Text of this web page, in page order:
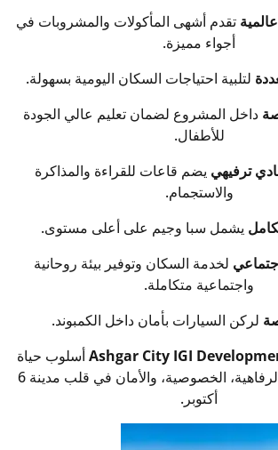
تقدم أشهى المأكولات والمشروبات في
أجواء مميزة.
لتلبية احتياجات السكان اليومية بسهولة.
داخل المشروع لضمان تعليم عالي الجودة
للأطفال.
ترفيهي يضم قاعات للقراءة والمذاكرة
والاستجمام.
يشمل سبا وجيم على أعلى مستوى.
لخدمة السكان وتوفير بيئة روحانية
واجتماعية متكاملة.
لركن السيارات بأمان داخل الكمبوند.
Ashgar City IGIأسلوب حياة
عصري يجمع بين الرفاهية، الخصوصية، والأمان في قلب مدينة 6
أكتوبر.